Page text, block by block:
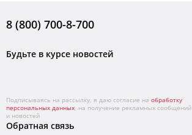
8 (800) 700-8-700
Будьте в курсе новостей
Подписываясь на рассылку, я даю согласие на обработку
персональных данных, на получение рекламных сообщений
и новостей
Обратная связь